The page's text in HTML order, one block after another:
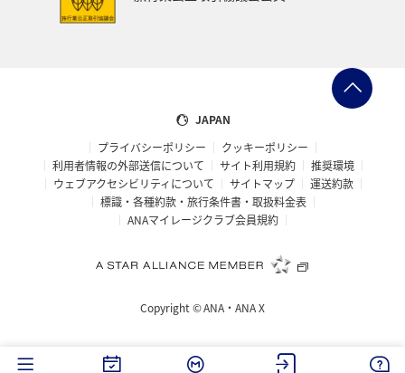
JAPAN
プライバシーポリシー
クッキーポリシー
利用者情報の外部送信について
サイト利用規約
推奨環境
ウェブアクセシビリティについて
サイトマップ
運送約款
標識・各種約款・旅行条件書・取扱料金表
ANAマイレージクラブ会員規約
Copyright ©ANA・ANA X